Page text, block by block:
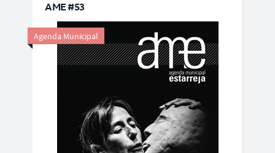
AME #53
Agenda Municipal